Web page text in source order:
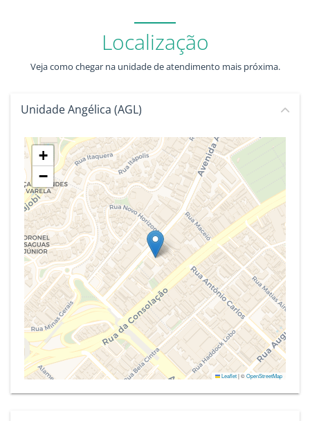
Localização
Veja como chegar na unidade de atendimento mais próxima.
Unidade Angélica (AGL)
+
−
Leaflet|©OpenStreetMap